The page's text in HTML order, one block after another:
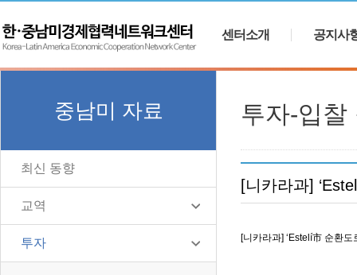
센터소개 공지사
중남미 자료
최신 동향
교역
투자
투자-입찰
[니카라과]
[니카라과] ‘Estelí市 순환도